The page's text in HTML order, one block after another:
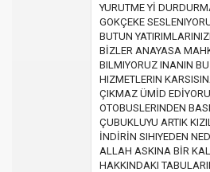
YURUTME Yİ
GOKÇEKE
BUTUN
BİZLER ANAYASA
BILMIYORUZ INANIN
HIZMETLERIN
ÇIKMAZ ÜMİD
OTOBUSLERINDEN
ÇUBUKLUYU ARTIK
İNDİRİN SIHIYEDEN
ALLAH ASKINA BİR
HAKKINDAKI